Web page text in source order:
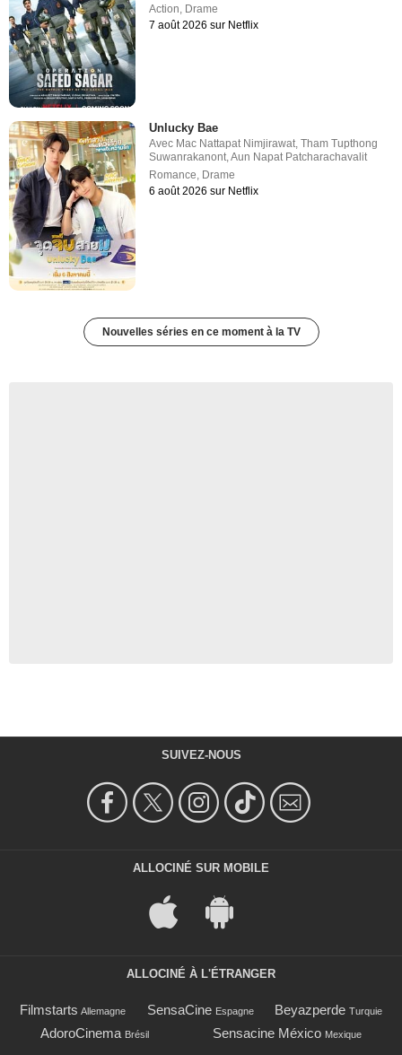
Action, Drame
7 août 2026 sur Netflix
Unlucky Bae
Avec Mac Nattapat Nimjirawat,Tham Tupthong
Suwanrakanont,Aun Napat Patcharachavalit
Romance, Drame
6 août 2026 sur Netflix
Nouvelles séries en ce moment à la TV
SUIVEZ-NOUS
ALLOCINÉ SUR MOBILE
ALLOCINÉ À L'ÉTRANGER
Filmstarts Allemagne SensaCine Espagne Beyazperde Turquie
AdoroCinema Brésil Sensacine México Mexique